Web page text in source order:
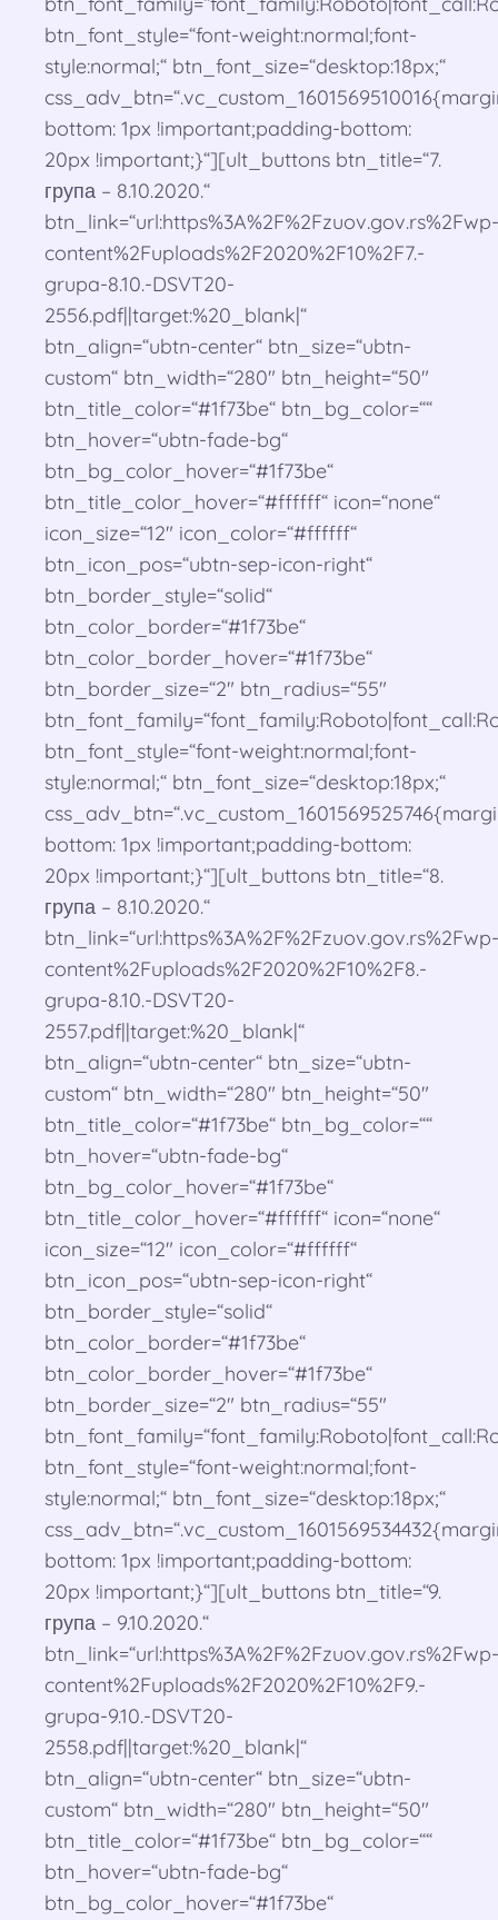
btn_font_style=“font-weight:normal;font-
style:normal;“ btn_font_size=“desktop:18px;“
bottom: 1px !important;padding-bottom:
20px !important;}“][ult_buttons btn_title=“7.
група – 8.10.2020.“
btn_link=“url:https%3A%2F%2Fzuov.gov.rs%2Fwp-
content%2Fuploads%2F2020%2F10%2F7.-
grupa-8.10.-DSVT20-
2556.pdf||target:%20_blank|“
btn_align=“ubtn-center“ btn_size=“ubtn-
custom“ btn_width=“280″ btn_height=“50″
btn_title_color=“#1f73be“ btn_bg_color=““
btn_hover=“ubtn-fade-bg“
btn_bg_color_hover=“#1f73be“
btn_title_color_hover=“#ffffff“ icon=“none“
icon_size=“12″ icon_color=“#ffffff“
btn_icon_pos=“ubtn-sep-icon-right“
btn_border_style=“solid“
btn_color_border=“#1f73be“
btn_color_border_hover=“#1f73be“
btn_border_size=“2″ btn_radius=“55″
btn_font_style=“font-weight:normal;font-
style:normal;“ btn_font_size=“desktop:18px;“
bottom: 1px !important;padding-bottom:
20px !important;}“][ult_buttons btn_title=“8.
група – 8.10.2020.“
btn_link=“url:https%3A%2F%2Fzuov.gov.rs%2Fwp-
content%2Fuploads%2F2020%2F10%2F8.-
grupa-8.10.-DSVT20-
2557.pdf||target:%20_blank|“
btn_align=“ubtn-center“ btn_size=“ubtn-
custom“ btn_width=“280″ btn_height=“50″
btn_title_color=“#1f73be“ btn_bg_color=““
btn_hover=“ubtn-fade-bg“
btn_bg_color_hover=“#1f73be“
btn_title_color_hover=“#ffffff“ icon=“none“
icon_size=“12″ icon_color=“#ffffff“
btn_icon_pos=“ubtn-sep-icon-right“
btn_border_style=“solid“
btn_color_border=“#1f73be“
btn_color_border_hover=“#1f73be“
btn_border_size=“2″ btn_radius=“55″
btn_font_style=“font-weight:normal;font-
style:normal;“ btn_font_size=“desktop:18px;“
bottom: 1px !important;padding-bottom:
20px !important;}“][ult_buttons btn_title=“9.
група – 9.10.2020.“
btn_link=“url:https%3A%2F%2Fzuov.gov.rs%2Fwp-
content%2Fuploads%2F2020%2F10%2F9.-
grupa-9.10.-DSVT20-
2558.pdf||target:%20_blank|“
btn_align=“ubtn-center“ btn_size=“ubtn-
custom“ btn_width=“280″ btn_height=“50″
btn_title_color=“#1f73be“ btn_bg_color=““
btn_hover=“ubtn-fade-bg“
btn_bg_color_hover=“#1f73be“